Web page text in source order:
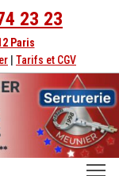
23 23
Paris
Tarifs et CGV